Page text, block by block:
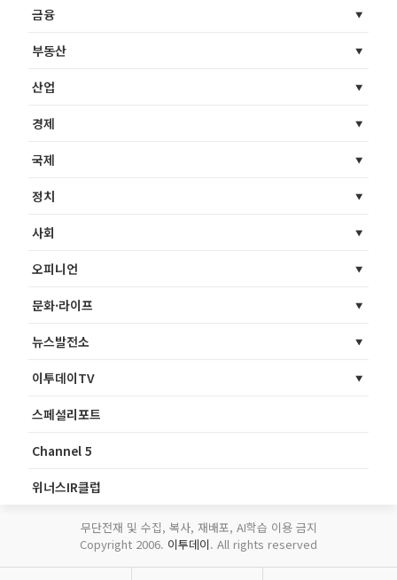
금융
부동산
산업
경제
국제
정치
사회
오피니언
문화·라이프
뉴스발전소
이투데이TV
스페셜리포트
Channel 5
위너스IR클럽
무단전재 및 수집, 복사, 재배포, AI학습 이용 금지
Copyright 2006. 이투데이. All rights reserved